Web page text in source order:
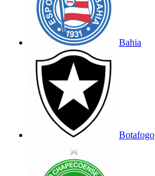
Bahia
Botafogo